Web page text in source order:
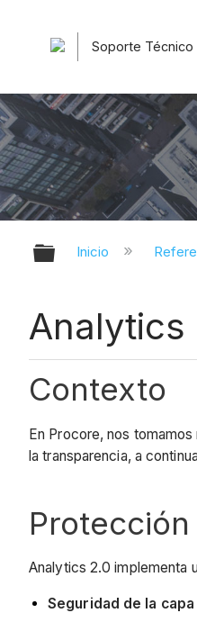
Soporte Técnico
Expandir/
Inicio
Analytics
Contexto
En Procore, nos
la transparencia, a
Analytics 2.0 implementa
Seguridad de la